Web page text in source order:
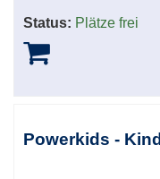
Status: Plätze frei
Powerkids -